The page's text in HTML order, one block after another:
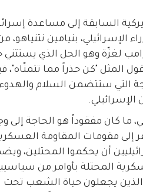
السابقة إلى مساعدة
بنيامين نتنياهو،
لغزّة وهو الحل الذي
المثل "كن حذراً مما تتمنّاه"،
التي ستتضمن السلام
الإسرائيلي.
كان مفقوداً هو الحاجة إلى
مقومات المقاومة
أن يحكموا المحتلين،
المحتلة بأوامر من
يجعلون حياة الشعب تحت